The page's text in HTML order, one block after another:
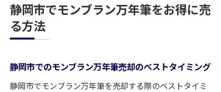
静岡市でモンブラン万年筆をお得に売
る方法
静岡市でのモンブラン万年筆売却のベストタイミング
静岡市でモンブラン万年筆を売却する際のベストタイミ